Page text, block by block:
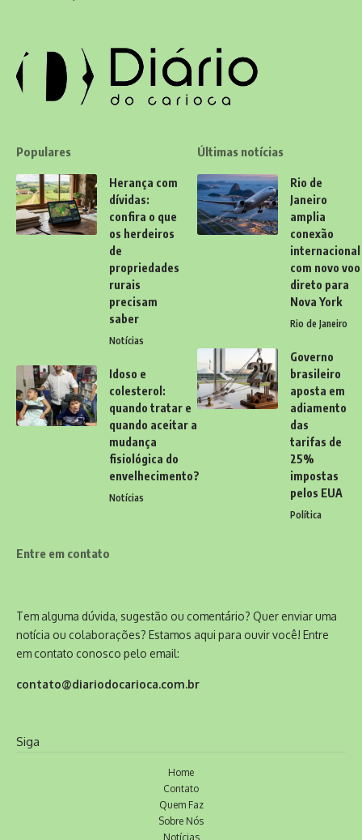
Populares
Herança com
dívidas:
confira o que
os herdeiros
de
propriedades
rurais
precisam
saber
Notícias
Idoso e
colesterol:
quando tratar e
quando aceitar a
mudança
fisiológica do
envelhecimento?
Notícias
Últimas notícias
Rio de
Janeiro
amplia
conexão
internacional
com novo voo
direto para
Nova York
Rio de Janeiro
Governo
brasileiro
aposta em
adiamento
das
tarifas de
25%
impostas
pelos EUA
Política
Entre em contato
Tem alguma dúvida, sugestão ou comentário? Quer enviar uma
notícia ou colaborações? Estamos aqui para ouvir você! Entre
em contato conosco pelo email:
contato@diariodocarioca.com.br
Siga
Home
Contato
Quem Faz
Sobre Nós
Notícias